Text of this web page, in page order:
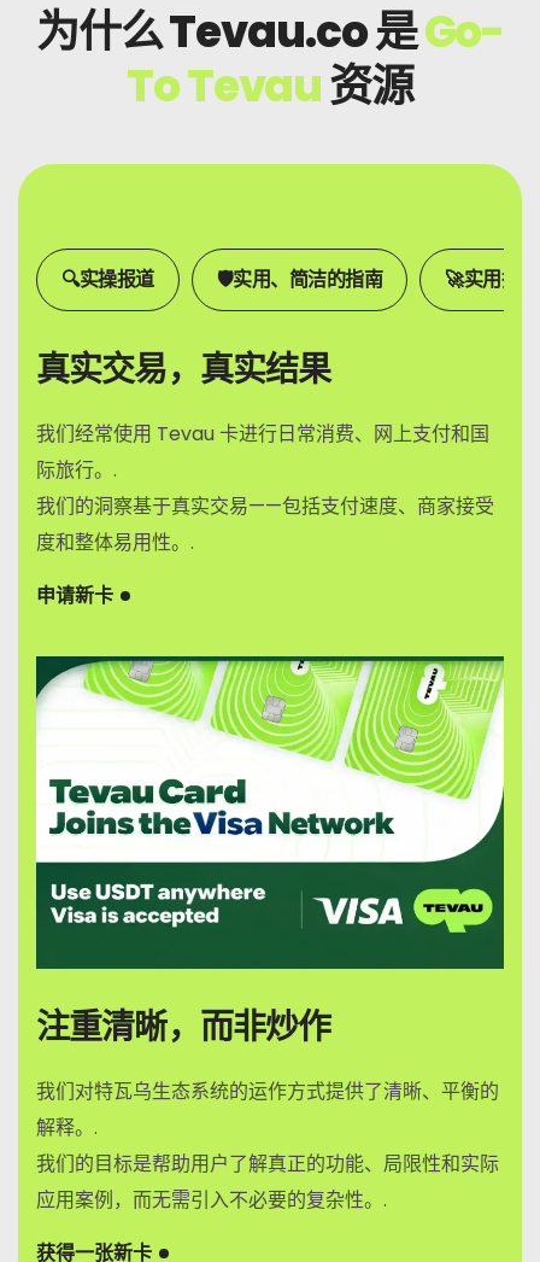
为什么 Tevau.co 是Go-
To Tevau资源
🔍实操报道 🛡️实用、简洁的指南 🚀实用指南
真实交易，真实结果
我们经常使用 Tevau 卡进行日常消费、网上支付和国
际旅行。.
我们的洞察基于真实交易——包括支付速度、商家接受
度和整体易用性。.
申请新卡
注重清晰，而非炒作
我们对特瓦乌生态系统的运作方式提供了清晰、平衡的
解释。.
我们的目标是帮助用户了解真正的功能、局限性和实际
应用案例，而无需引入不必要的复杂性。.
获得一张新卡